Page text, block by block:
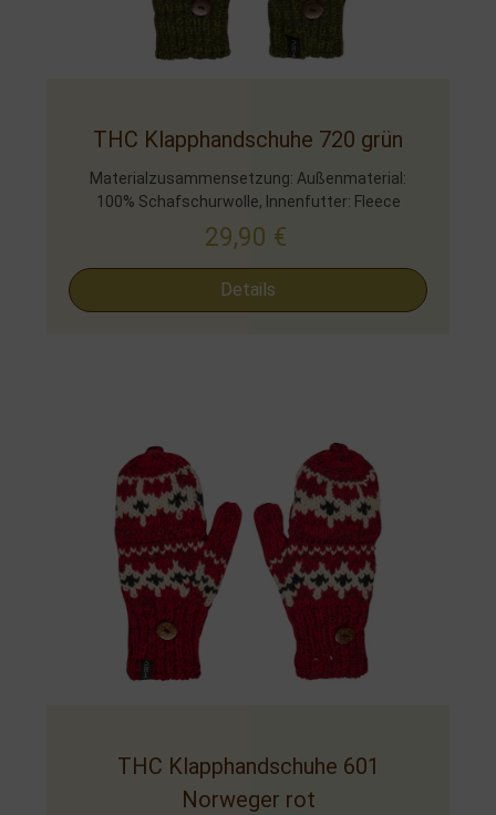
THC Klapphandschuhe 720 grün
Materialzusammensetzung: Außenmaterial:
100% Schafschurwolle, Innenfutter: Fleece
29,90 €
Details
THC Klapphandschuhe 601
Norweger rot